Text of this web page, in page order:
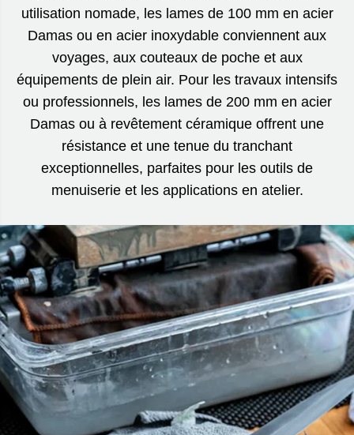
utilisation nomade, les lames de 100 mm en acier
Damas ou en acier inoxydable conviennent aux
voyages, aux couteaux de poche et aux
équipements de plein air. Pour les travaux intensifs
ou professionnels, les lames de 200 mm en acier
Damas ou à revêtement céramique offrent une
résistance et une tenue du tranchant
exceptionnelles, parfaites pour les outils de
menuiserie et les applications en atelier.